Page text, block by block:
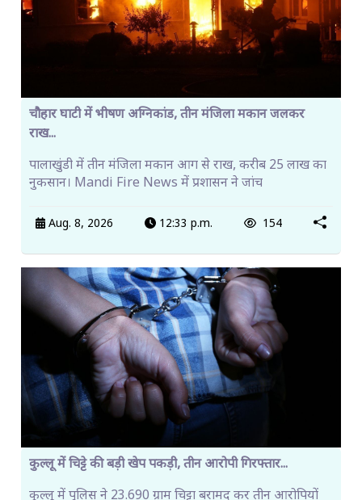
चौहार घाटी में भीषण अग्निकांड, तीन मंजिला मकान जलकर
राख...
पालाखुंडी में तीन मंजिला मकान आग से राख, करीब 25 लाख का
नुकसान। Mandi Fire News में प्रशासन ने जांच
Aug. 8, 2026 12:33 p.m. 154
कुल्लू में चिट्टे की बड़ी खेप पकड़ी, तीन आरोपी गिरफ्तार...
कुल्लू में पुलिस ने 23.690 ग्राम चिट्टा बरामद कर तीन आरोपियों